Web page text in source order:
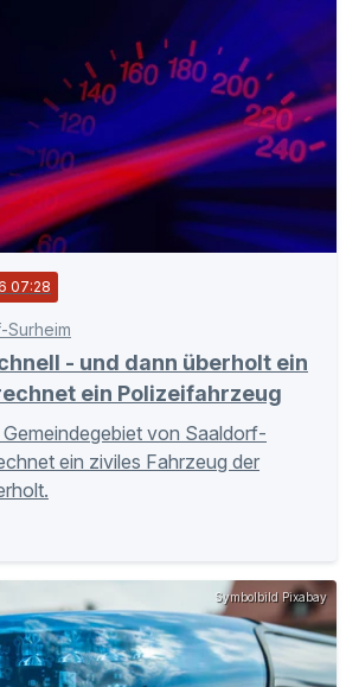
07:28
Surheim
- und dann überholt ein
ein Polizeifahrzeug
Gemeindegebiet von Saaldorf-
ein ziviles Fahrzeug der
Symbolbild Pixabay